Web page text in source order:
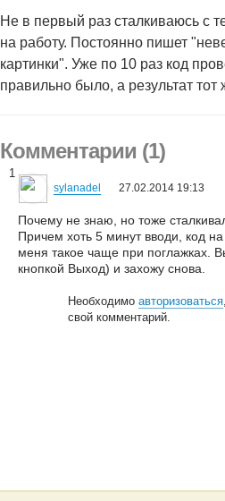
Не в первый раз сталкиваюсь с
на работу. Постоянно пишет
картинки". Уже по 10 раз код
правильно было, а результат
Комментарии (1)
1
sylanadel 27.02.2014 19:13
Почему не знаю, но тоже
Причем хоть 5 минут вводи, код
меня такое чаще при поглажках.
кнопкой Выход) и захожу снова.
Необходимоавторизоваться
свой комментарий.